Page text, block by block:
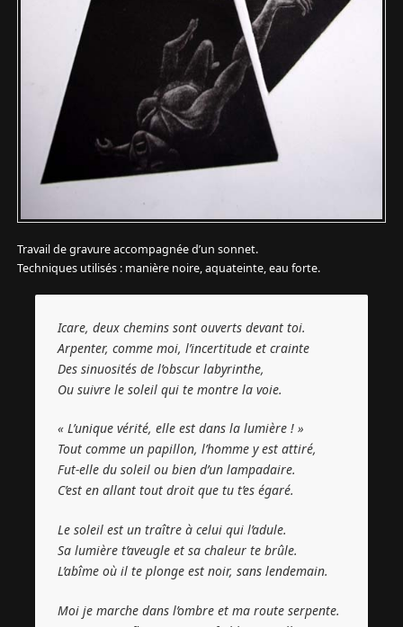
Travail de gravure accompagnée d’un sonnet.
Techniques utilisés : manière noire, aquateinte, eau forte.
Icare, deux chemins sont ouverts devant toi.
Arpenter, comme moi, l’incertitude et crainte
Des sinuosités de l’obscur labyrinthe,
Ou suivre le soleil qui te montre la voie.
« L’unique vérité, elle est dans la lumière ! »
Tout comme un papillon, l’homme y est attiré,
Fut-elle du soleil ou bien d’un lampadaire.
C’est en allant tout droit que tu t’es égaré.
Le soleil est un traître à celui qui l’adule.
Sa lumière t’aveugle et sa chaleur te brûle.
L’abîme où il te plonge est noir, sans lendemain.
Moi je marche dans l’ombre et ma route serpente.